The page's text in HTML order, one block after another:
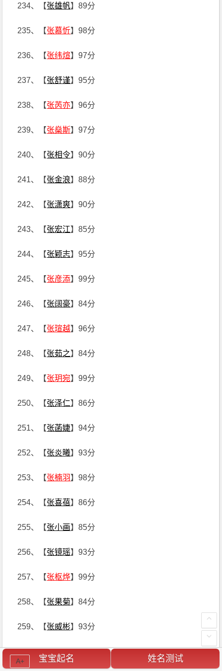
234、【张雄帆】89分
235、【张慕忻】98分
236、【张纬煊】97分
237、【张舒谨】95分
238、【张芮亦】96分
239、【张燊斯】97分
240、【张相令】90分
241、【张金浪】88分
242、【张潇爽】90分
243、【张宏江】85分
244、【张颖志】95分
245、【张彦添】99分
246、【张阔豪】84分
247、【张瑄越】96分
248、【张茹之】84分
249、【张玥宛】99分
250、【张泽仁】86分
251、【张菡婕】94分
252、【张炎曦】93分
253、【张楠羽】98分
254、【张喜蓓】86分
255、【张小画】85分
256、【张镜瑶】93分
257、【张枢烨】99分
258、【张果菊】84分
259、【张威彬】93分
260、【张淇山】97分
宝宝起名 姓名测试
A+